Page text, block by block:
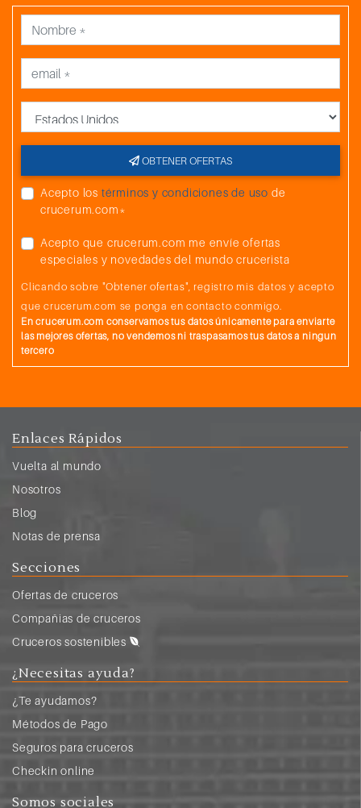
OBTENER OFERTAS
Acepto los términos y condiciones de uso de
crucerum.com*
Acepto que crucerum.com me envíe ofertas
especiales y novedades del mundo crucerista
Clicando sobre "Obtener ofertas", registro mis datos y acepto
que crucerum.com se ponga en contacto conmigo.
En crucerum.com conservamos tus datos únicamente para enviarte
las mejores ofertas, no vendemos ni traspasamos tus datos a ningun
tercero
Enlaces Rápidos
Vuelta al mundo
Nosotros
Blog
Notas de prensa
Secciones
Ofertas de cruceros
Compañias de cruceros
Cruceros sostenibles
¿Necesitas ayuda?
¿Te ayudamos?
Métodos de Pago
Seguros para cruceros
Checkin online
Somos sociales